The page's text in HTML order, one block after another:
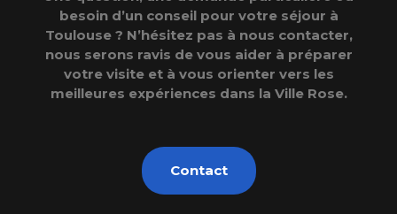
besoin d’un conseil pour votre séjour à
Toulouse ? N’hésitez pas à nous contacter,
nous serons ravis de vous aider à préparer
votre visite et à vous orienter vers les
meilleures expériences dans la Ville Rose.
Contact